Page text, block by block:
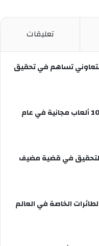
تعليقات
تساهم في تحقيق
تعرف على أشهر 10 ألعاب مجانية في عام
التحقيق في قضية مضيف
الخاصة في العالم